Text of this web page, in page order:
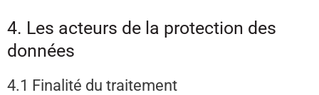
4. Les acteurs de la protection des
données
4.1 Finalité du traitement